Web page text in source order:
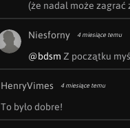
(że nadal może zagrać
Niesforny 4 miesiące temu
@bdsm Z początku
HenryVimes 4 miesiące temu
To było dobre!